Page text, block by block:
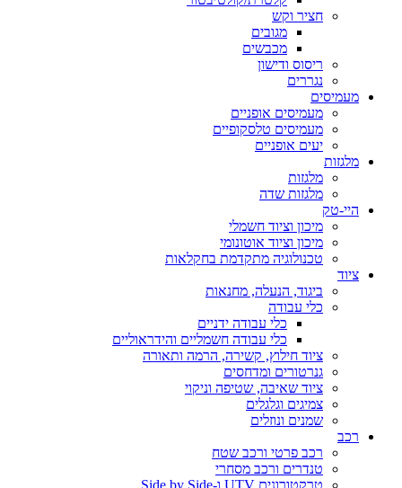
חציר וקש
מגובים
מכבשים
ריסוס ודישון
נגררים
מעמיסים
מעמיסים אופניים
מעמיסים טלסקופיים
יעים אופניים
מלגזות
מלגזות
מלגזות שדה
היי-טק
מיכון וציוד חשמלי
מיכון וציוד אוטונומי
טכנולוגיה מתקדמת בחקלאות
ציוד
ביגוד, הנעלה, מחנאות
כלי עבודה
כלי עבודה ידניים
כלי עבודה חשמליים והידראוליים
ציוד חילוץ, קשירה, הרמה ותאורה
גנרטורים ומדחסים
ציוד שאיבה, שטיפה וניקוי
צמיגים וגלגלים
שמנים ונוזלים
רכב
רכב פרטי ורכב שטח
טנדרים ורכב מסחרי
טרקטורונים UTV ו-Side by Side